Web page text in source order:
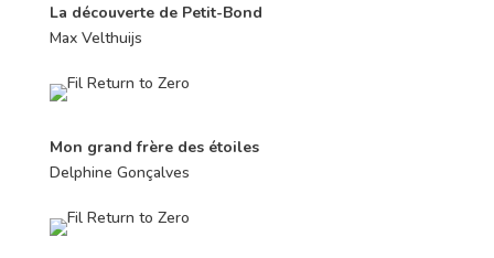
La découverte de Petit-Bond
Max Velthuijs
Mon grand frère des étoiles
Delphine Gonçalves